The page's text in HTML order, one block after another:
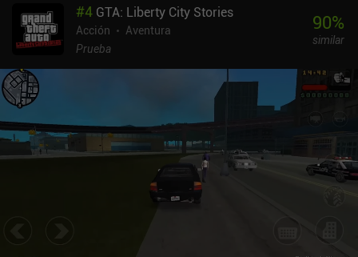
relativamente elevado de 4,99 dólares, el juego merece la pena
para quienes disfruten con los juegos de acción o quieran explorar
uno de los títulos más singulares de la franquicia GTA.
#4 GTA: Liberty City Stories
Acción
Aventura
Prueba
90%
similar